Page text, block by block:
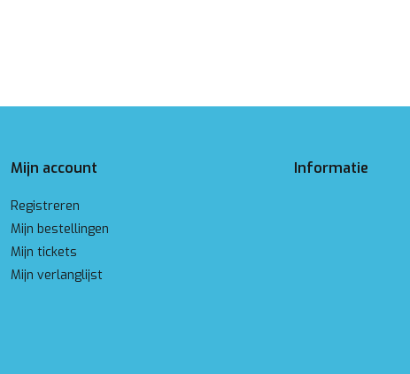
Mijn account
Registreren
Mijn bestellingen
Mijn tickets
Mijn verlanglijst
Informatie